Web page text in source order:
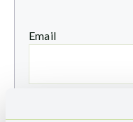
Email